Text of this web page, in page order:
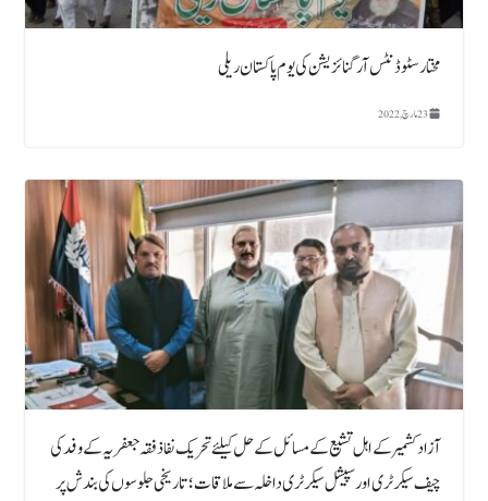
مختارسٹوڈنٹس آرگنائزیشن کی یوم پاکستان ریلی
23 مارچ, 2022
آزاد کشمیر کے اہل تشیع کے مسائل کے حل کیلئے تحریک نفاذ فقہ جعفریہ کے وفدکی
چیف سیکرٹری اور سپیشل سیکرٹری داخلہ سے ملاقات ؛ تاریخی جلوسوں کی بندش پر